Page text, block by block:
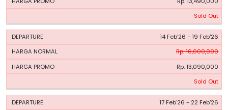
Sold Out
14 Feb'26 - 19 Feb'26
Rp. 16,000,000
Rp. 13,090,000
Sold Out
17 Feb'26 - 22 Feb'26